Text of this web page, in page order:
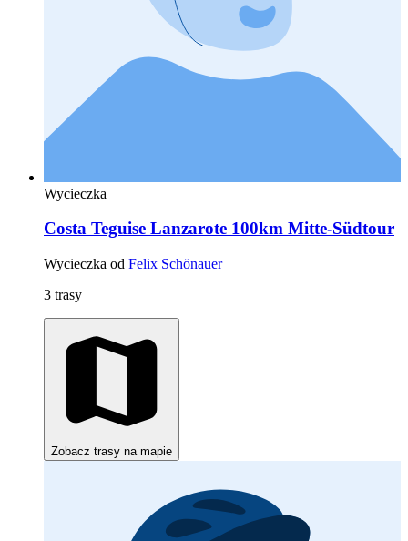
Wycieczka
Costa Teguise Lanzarote 100km Mitte-Südtour
Wycieczka od Felix Schönauer
3 trasy
Zobacz trasy na mapie